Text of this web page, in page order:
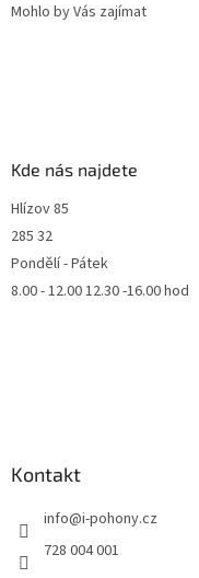
Mohlo by Vás zajímat
Kde nás najdete
Hlízov 85
285 32
Pondělí - Pátek
8.00 - 12.00 12.30 -16.00 hod
Kontakt
info@i-pohony.cz
728 004 001